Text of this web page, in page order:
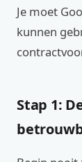
Je moet
kunnen
Stap 1: